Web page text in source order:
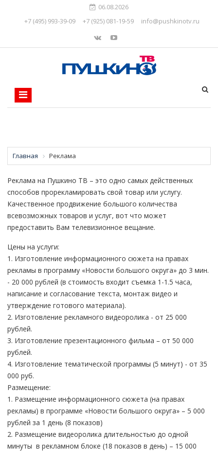
06.08.2026
+7 (495) 993-39-09
+7 (925) 081-19-59 info@pushkinotv.ru
Главная Реклама
Реклама на Пушкино ТВ – это одно самых действенных
способов прорекламировать свой товар или услугу.
Качественное продвижение большого количества
всевозможных товаров и услуг, вот что может
предоставить Вам телевизионное вещание.
Цены на услуги:
1. Изготовление информационного сюжета на правах
рекламы в программу «Новости большого округа» до 3 мин.
- 20 000 рублей (в стоимость входит съемка 1-1.5 часа,
написание и согласование текста, монтаж видео и
утверждение готового материала).
2. Изготовление рекламного видеоролика - от 25 000
рублей.
3. Изготовление презентационного фильма – от 50 000
рублей.
4. Изготовление тематической программы (5 минут) - от 35
000 руб.
Размещение:
1. Размещение информационного сюжета (на правах
рекламы) в программе «Новости большого округа» – 5 000
рублей за 1 день (8 показов)
2. Размещение видеоролика длительностью до одной
минуты в рекламном блоке (18 показов в день) – 15 000